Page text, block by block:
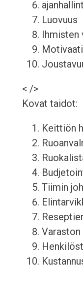
Luovuus
Ihmisten
< />
Kovat taidot:
Keittiön
Tiimin